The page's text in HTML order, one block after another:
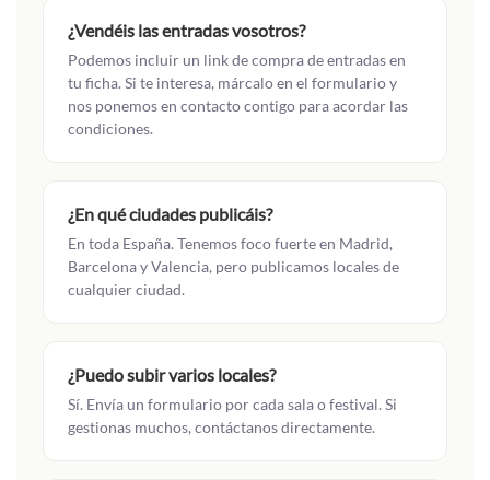
¿Vendéis las entradas vosotros?
Podemos incluir un link de compra de entradas en
tu ficha. Si te interesa, márcalo en el formulario y
nos ponemos en contacto contigo para acordar las
condiciones.
¿En qué ciudades publicáis?
En toda España. Tenemos foco fuerte en Madrid,
Barcelona y Valencia, pero publicamos locales de
cualquier ciudad.
¿Puedo subir varios locales?
Sí. Envía un formulario por cada sala o festival. Si
gestionas muchos, contáctanos directamente.